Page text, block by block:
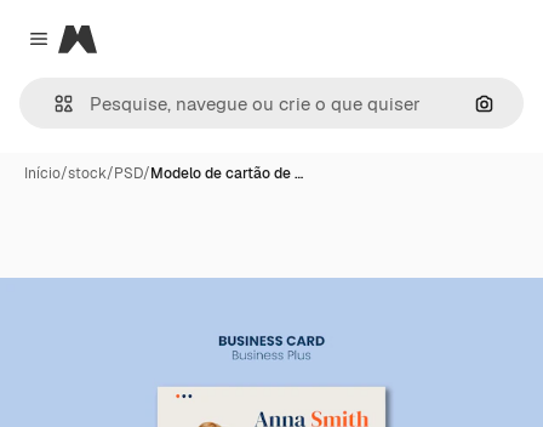
Close menu
Magnific
Início/stock/PSD/Modelo de cartão de …